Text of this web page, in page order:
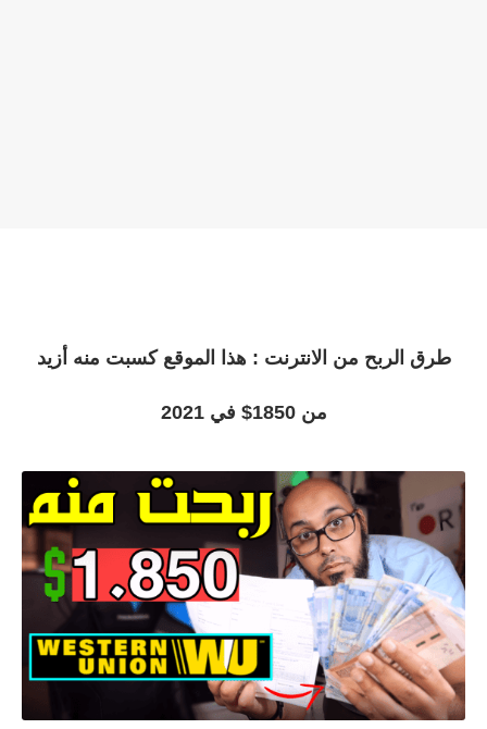
طرق الربح من الانترنت : هذا الموقع كسبت منه أزيد
من 1850$ في 2021